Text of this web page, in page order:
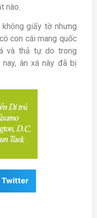
nào.
giấy tờ nhưng
con cái mang quốc
và thả tự do trong
ân xá này đã bị
Twitter